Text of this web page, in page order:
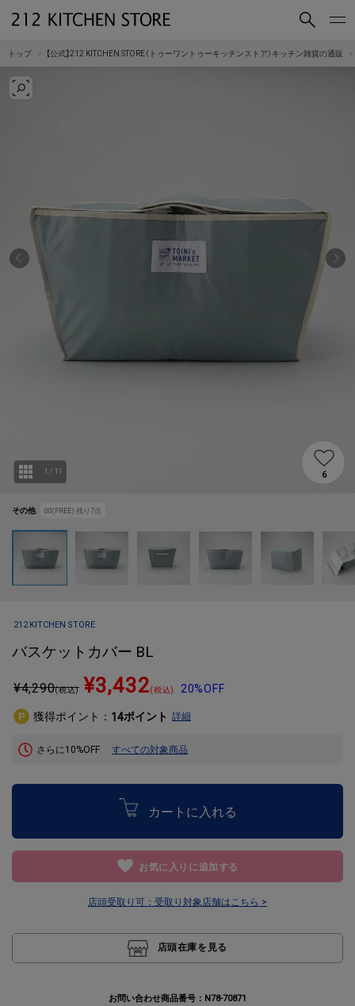
買いもの
ショップコンセプト 店舗一覧
212 KITCHEN STORE 公式SNSアカウント
Instagram Mail Magazine YouTube
トップ 【公式】212 KITCHEN STORE（トゥーワントゥーキッチンストア）キッチン雑貨の通販
その他 00(FREE) 残り 7点
1 / 11 6
212 KITCHEN STORE
バスケットカバー BL
¥4,290(税込) ¥3,432(税込)
20%OFF
獲得ポイント： 14ポイント 詳細
さらに10%OFF すべての対象商品
カートに入れる
お気に入りに追加する
店頭受取り可： 受取り対象店舗はこちら >
店頭在庫を見る
お問い合わせ商品番号： N78-70871